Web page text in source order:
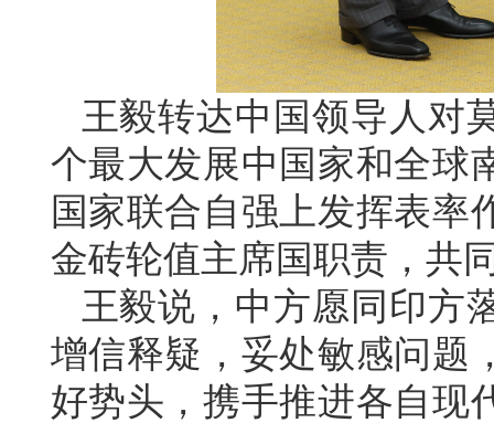
王毅转达中国领导人对
个最大发展中国家和全球
国家联合自强上发挥表率
金砖轮值主席国职责，共
王毅说，中方愿同印方
增信释疑，妥处敏感问题
好势头，携手推进各自现